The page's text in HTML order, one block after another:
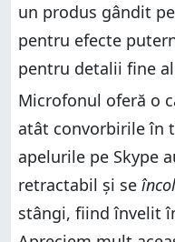
un produs gândit
pentru efecte
pentru detalii fine
Microfonul oferă o
atât convorbirile în
apelurile pe Skype
retractabil și se
stângi, fiind învelit